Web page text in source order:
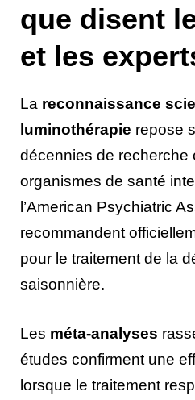
que disent
et les
La reconnaissance
luminothérapie repose
décennies de recherche
organismes de santé
l’American Psychiatric
recommandent
pour le traitement de la
saisonnière.
Les méta-analyses
études confirment une
lorsque le traitement